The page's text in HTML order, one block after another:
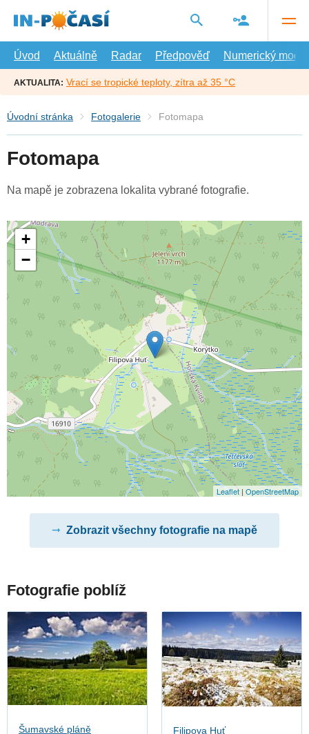
hlavní
Úvod
Aktuálně Radar Předpověď Numerický model
AKTUALITA: Vrací se tropické teploty, zítra až 35 °C
Úvodní stránka Fotogalerie Fotomapa
Fotomapa
Na mapě je zobrazena lokalita vybrané fotografie.
+
−
Leaflet | OpenStreetMap
Zobrazit všechny fotografie na mapě
Fotografie poblíž
Šumavské pláně
Filipova Huť